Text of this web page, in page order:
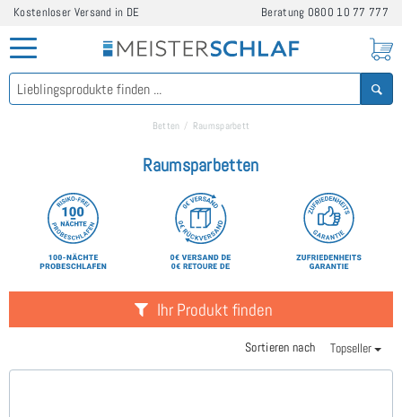
Kostenloser Versand in DE Beratung 0800 10 77 777
Betten Raumsparbett
Raumsparbetten
Ihr Produkt finden
Sortieren nach Topseller